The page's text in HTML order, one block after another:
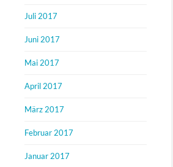
Juli 2017
Juni 2017
Mai 2017
April 2017
März 2017
Februar 2017
Januar 2017